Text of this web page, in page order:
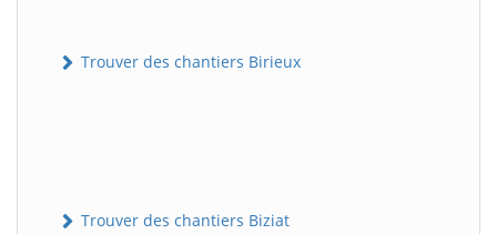
Trouver des chantiers Birieux
Trouver des chantiers Biziat